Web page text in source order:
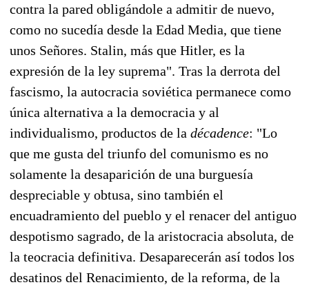
contra la pared obligándole a admitir de nuevo,
como no sucedía desde la Edad Media, que tiene
unos Señores. Stalin, más que Hitler, es la
expresión de la ley suprema". Tras la derrota del
fascismo, la autocracia soviética permanece como
única alternativa a la democracia y al
individualismo, productos de la décadence: "Lo
que me gusta del triunfo del comunismo es no
solamente la desaparición de una burguesía
despreciable y obtusa, sino también el
encuadramiento del pueblo y el renacer del antiguo
despotismo sagrado, de la aristocracia absoluta, de
la teocracia definitiva. Desaparecerán así todos los
desatinos del Renacimiento, de la reforma, de la